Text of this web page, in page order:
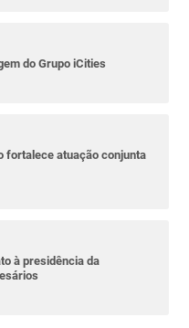
do Grupo iCities
fortalece atuação conjunta
à presidência da